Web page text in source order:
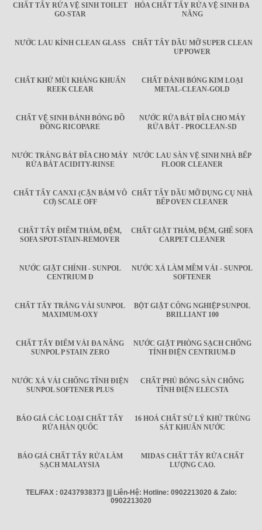
CHẤT TẨY RỬA VỆ SINH TOILET
GO-STAR
HÓA CHẤT TẨY RỬA VỆ SINH ĐA
NĂNG
NƯỚC LAU KÍNH CLEAN GLASS
CHẤT TẨY DẦU MỠ SUPER CLEAN
UP POWER
CHẤT KHỬ MÙI KHÁNG KHUẨN
REEK CLEAR
CHẤT ĐÁNH BÓNG KIM LOẠI
METAL-CLEAN-GOLD
CHẤT VỆ SINH ĐÁNH BÓNG ĐỒ
ĐỒNG RICOPARE
NƯỚC RỬA BÁT ĐĨA CHO MÁY
RỬA BÁT - PROCLEAN-SD
NƯỚC TRÁNG BÁT ĐĨA CHO MÁY
RỬA BÁT ACIDITY-RINSE
NƯỚC LAU SÀN VỆ SINH NHÀ BẾP
FLOOR CLEANER
CHẤT TẨY CANXI (CẶN BÁM VÔ
CƠ) SCALE OFF
CHẤT TẨY DẦU MỠ DỤNG CỤ NHÀ
BẾP OVEN CLEANER
CHẤT TẨY ĐIỂM THẢM, ĐỆM,
SOFA SPOT-STAIN-REMOVER
CHẤT GIẶT THẢM, ĐỆM, GHẾ SOFA
CARPET CLEANER
NƯỚC GIẶT CHÍNH - SUNPOL
CENTRIUM D
NƯỚC XẢ LÀM MỀM VẢI - SUNPOL
SOFTENER
CHẤT TẨY TRẮNG VẢI SUNPOL
MAXIMUM-OXY
BỘT GIẶT CÔNG NGHIỆP SUNPOL
BRILLIANT 100
CHẤT TẨY ĐIỂM VẢI ĐA NĂNG
SUNPOL P STAIN ZERO
NƯỚC GIẶT PHÒNG SẠCH CHỐNG
TÍNH ĐIỆN CENTRIUM-D
NƯỚC XẢ VẢI CHỐNG TĨNH ĐIỆN
SUNPOL SOFTENER PLUS
CHẤT PHỦ BÓNG SÀN CHỐNG
TĨNH ĐIỆN ELECSTA
BÁO GIÁ CÁC LOẠI CHẤT TẨY
RỬA HÀN QUỐC
16 HOÁ CHẤT SỬ LÝ KHỬ TRÙNG
SÁT KHUẨN NƯỚC
BÁO GIÁ CHẤT TẨY RỬA LÀM
SẠCH MALAYSIA
MIDAS CHẤT TẨY RỬA CHẤT
LƯỢNG CAO.
TEL/FAX : 02437938373 ||| Liên-Hệ: Hotline: 0902213020 & Zalo:
0902213020